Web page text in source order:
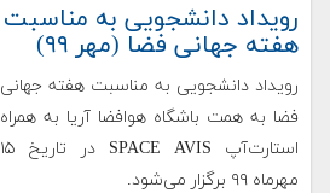
رویداد دانشجویی به مناسبت
هفته جهانی فضا (مهر ۹۹)
رویداد دانشجویی به مناسبت هفته جهانی
فضا به همت باشگاه هوافضا آریا به همراه
استارت‌آپ SPACE AVIS در تاریخ ۱۵
مهرماه ۹۹ برگزار می‌شود.